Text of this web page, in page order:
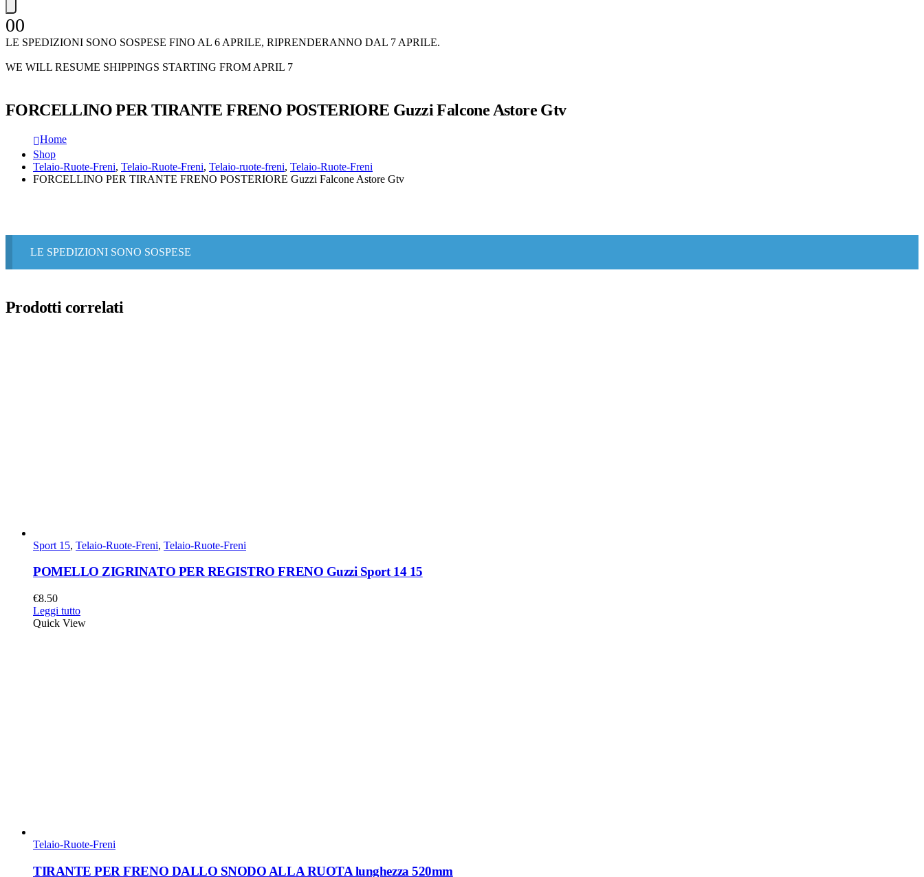
00
LE SPEDIZIONI SONO SOSPESE FINO AL 6 APRILE, RIPRENDERANNO DAL 7 APRILE.
WE WILL RESUME SHIPPINGS STARTING FROM APRIL 7
FORCELLINO PER TIRANTE FRENO POSTERIORE Guzzi Falcone Astore Gtv
Home
Shop
Telaio-Ruote-Freni, Telaio-Ruote-Freni, Telaio-ruote-freni, Telaio-Ruote-Freni
FORCELLINO PER TIRANTE FRENO POSTERIORE Guzzi Falcone Astore Gtv
LE SPEDIZIONI SONO SOSPESE
Prodotti correlati
Sport 15, Telaio-Ruote-Freni, Telaio-Ruote-Freni
POMELLO ZIGRINATO PER REGISTRO FRENO Guzzi Sport 14 15
€8.50
Leggi tutto
Quick View
Telaio-Ruote-Freni
TIRANTE PER FRENO DALLO SNODO ALLA RUOTA lunghezza 520mm